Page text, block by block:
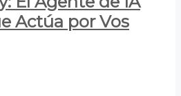
Actúa por Vos